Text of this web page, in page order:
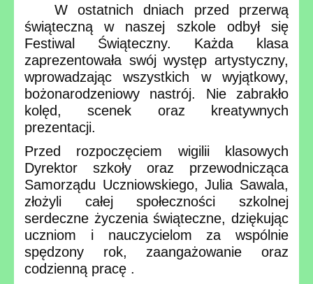
Wostatnich dniach przed przerwą
świąteczną w naszej szkole odbył się
Festiwal Świąteczny. Każda klasa
zaprezentowała swój występ artystyczny,
wprowadzając wszystkich w wyjątkowy,
bożonarodzeniowy nastrój. Nie zabrakło
kolęd, scenek oraz kreatywnych
prezentacji.
Przed rozpoczęciem wigilii klasowych
Dyrektor szkoły oraz przewodnicząca
Samorządu Uczniowskiego, Julia Sawala,
złożyli całej społeczności szkolnej
serdeczne życzenia świąteczne, dziękując
uczniom i nauczycielom za wspólnie
spędzony rok, zaangażowanie oraz
codzienną pracę .